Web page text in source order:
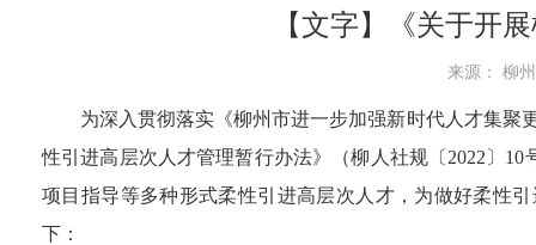
【文字】《关于开
来源： 柳
为深入贯彻落实《柳州市进一步加强新时代人才集聚
性引进高层次人才管理暂行办法》（柳人社规〔 2022 〕 10
项目指导等多种形式柔性引进高层次人才，为做好柔性
下：